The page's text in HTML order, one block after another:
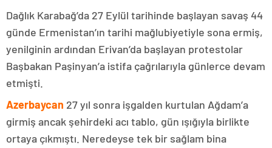
Dağlık Karabağ’da 27 Eylül tarihinde başlayan savaş 44
günde Ermenistan’ın tarihi mağlubiyetiyle sona ermiş,
yenilginin ardından Erivan’da başlayan protestolar
Başbakan Paşinyan’a istifa çağrılarıyla günlerce devam
etmişti.
Azerbaycan 27 yıl sonra işgalden kurtulan Ağdam’a
girmiş ancak şehirdeki acı tablo, gün ışığıyla birlikte
ortaya çıkmıştı. Neredeyse tek bir sağlam bina